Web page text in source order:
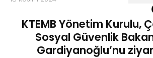
KTEMB Yönetim Kurulu,
Sosyal Güvenlik
Gardiyanoğlu’nu